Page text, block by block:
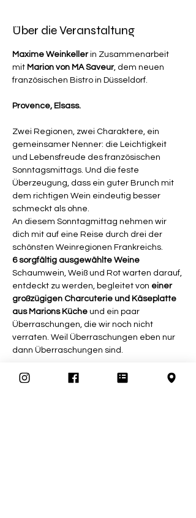
Über die Veranstaltung
Maxime Weinkeller in Zusammenarbeit
mit Marion von MA Saveur, dem neuen
französischen Bistro in Düsseldorf.
Provence, Elsass.
Zwei Regionen, zwei Charaktere, ein
gemeinsamer Nenner: die Leichtigkeit
und Lebensfreude des französischen
Sonntagsmittags. Und die feste
Überzeugung, dass ein guter Brunch mit
dem richtigen Wein eindeutig besser
schmeckt als ohne.
An diesem Sonntagmittag nehmen wir
dich mit auf eine Reise durch drei der
schönsten Weinregionen Frankreichs.
6 sorgfältig ausgewählte Weine
Schaumwein, Weiß und Rot warten darauf,
entdeckt zu werden, begleitet von einer
großzügigen Charcuterie und Käseplatte
aus Marions Küche und ein paar
Überraschungen, die wir noch nicht
verraten. Weil Überraschungen eben nur
dann Überraschungen sind.
Kein steifes Tasting, kein Pflichtprogramm